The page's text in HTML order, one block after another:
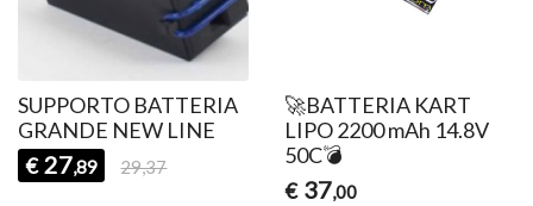
SUPPORTO BATTERIA
GRANDE NEW LINE
€ 27,89 29,37
🚀BATTERIA KART
LIPO 2200 mAh 14.8V
50C💣
€ 37,00